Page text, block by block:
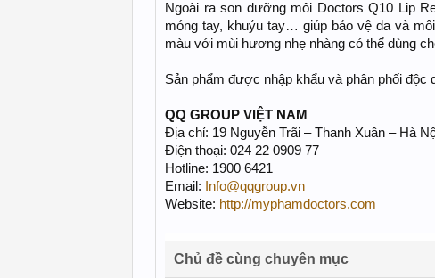
Ngoài ra son dưỡng môi Doctors Q10 Lip
móng tay, khuỷu tay… giúp bảo vệ da và
màu với mùi hương nhẹ nhàng có thể dùng
Sản phẩm được nhập khẩu và phân phối độc
QQ GROUP VIỆT NAM
Địa chỉ: 19 Nguyễn Trãi – Thanh Xuân – Hà
Điện thoại: 024 22 0909 77
Hotline: 1900 6421
Email:
Info@qqgroup.vn
Website: http://myphamdoctors.com
Chủ đề cùng chuyên mục